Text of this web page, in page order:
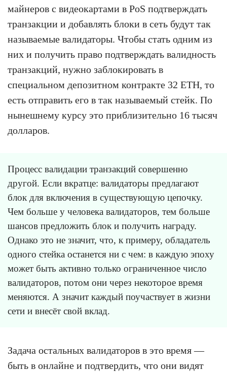
майнеров с видеокартами в PoS подтверждать
транзакции и добавлять блоки в сеть будут так
называемые валидаторы. Чтобы стать одним из
них и получить право подтверждать валидность
транзакций, нужно заблокировать в
специальном депозитном контракте 32 ETH, то
есть отправить его в так называемый стейк. По
нынешнему курсу это приблизительно 16 тысяч
долларов.
Процесс валидации транзакций совершенно
другой. Если вкратце: валидаторы предлагают
блок для включения в существующую цепочку.
Чем больше у человека валидаторов, тем больше
шансов предложить блок и получить награду.
Однако это не значит, что, к примеру, обладатель
одного стейка останется ни с чем: в каждую эпоху
может быть активно только ограниченное число
валидаторов, потом они через некоторое время
меняются. А значит каждый поучаствует в жизни
сети и внесёт свой вклад.
Задача остальных валидаторов в это время —
быть в онлайне и подтвердить, что они видят